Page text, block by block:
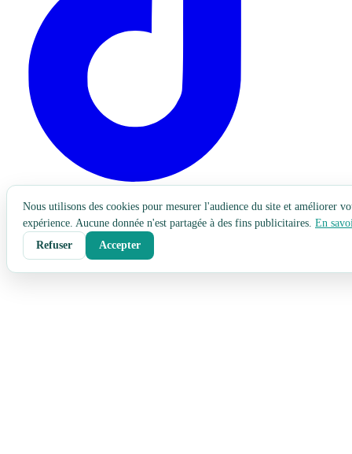
Nous utilisons des cookies pour mesurer l'audience du site et améliorer
expérience. Aucune donnée n'est partagée à des fins publicitaires. En
Refuser
Accepter